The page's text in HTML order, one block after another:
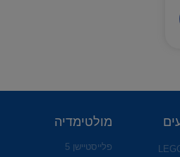
מולטימדיה
פלייסטיישן 5